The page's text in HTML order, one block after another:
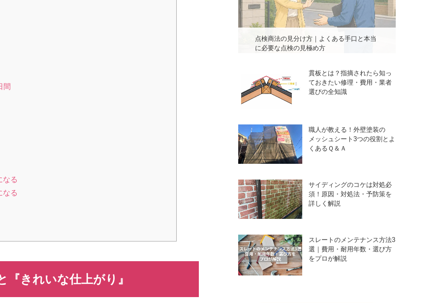
間
る
る
きれいな仕上がり』
点検商法の見分け方｜よくある手口と本当
に必要な点検の見極め方
貫板とは？指摘されたら知っ
ておきたい修理・費用・業者
選びの全知識
職人が教える！外壁塗装の
メッシュシート3つの役割とよ
くあるＱ＆Ａ
サイディングのコケは対処必
須！原因・対処法・予防策を
詳しく解説
スレートのメンテナンス方法3
選｜費用・耐用年数・選び方
をプロが解説